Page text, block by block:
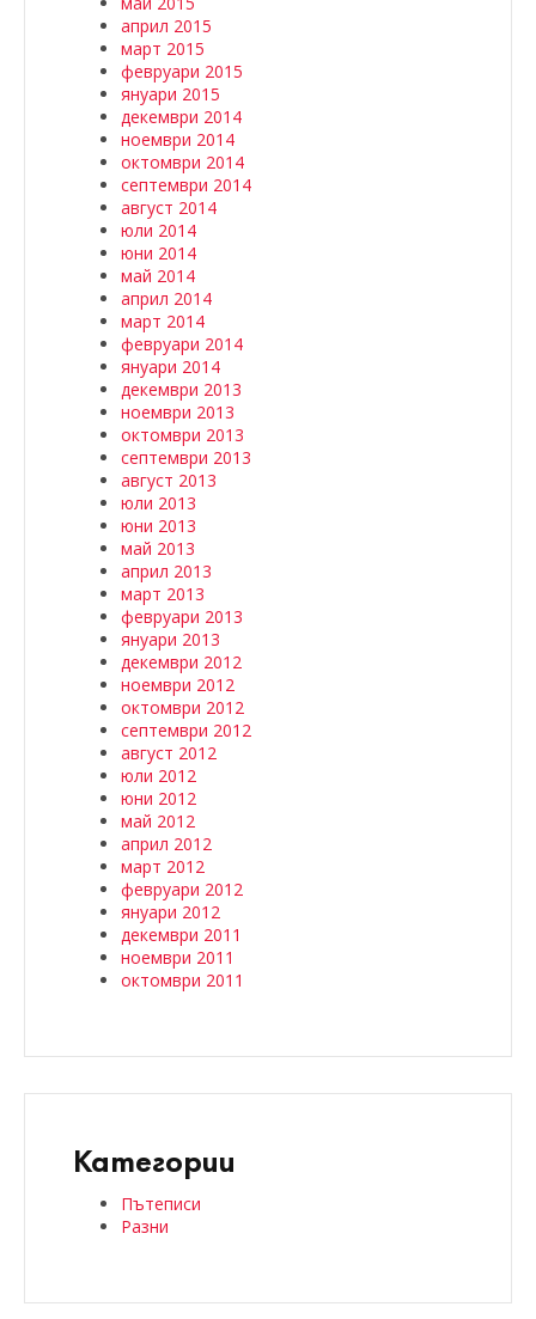
април 2015
март 2015
февруари 2015
януари 2015
декември 2014
ноември 2014
октомври 2014
септември 2014
август 2014
юли 2014
юни 2014
май 2014
април 2014
март 2014
февруари 2014
януари 2014
декември 2013
ноември 2013
октомври 2013
септември 2013
август 2013
юли 2013
юни 2013
май 2013
април 2013
март 2013
февруари 2013
януари 2013
декември 2012
ноември 2012
октомври 2012
септември 2012
август 2012
юли 2012
юни 2012
май 2012
април 2012
март 2012
февруари 2012
януари 2012
декември 2011
ноември 2011
октомври 2011
Категории
Пътеписи
Разни